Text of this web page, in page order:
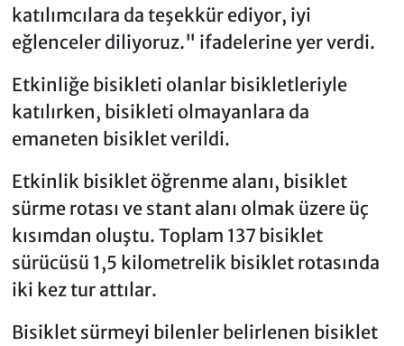
katılımcılara da teşekkür ediyor, iyi
eğlenceler diliyoruz." ifadelerine yer verdi.
Etkinliğe bisikleti olanlar bisikletleriyle
katılırken, bisikleti olmayanlara da
emaneten bisiklet verildi.
Etkinlik bisiklet öğrenme alanı, bisiklet
sürme rotası ve stant alanı olmak üzere üç
kısımdan oluştu. Toplam 137 bisiklet
sürücüsü 1,5 kilometrelik bisiklet rotasında
iki kez tur attılar.
Bisiklet sürmeyi bilenler belirlenen bisiklet